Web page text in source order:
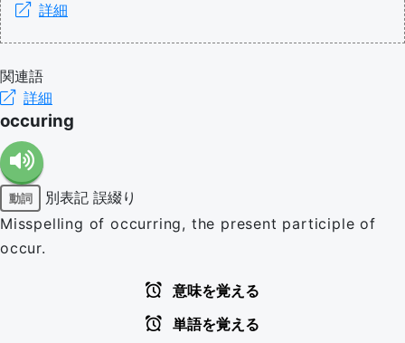
詳細
関連語
詳細
occuring
動詞 別表記 誤綴り
Misspelling of occurring, the present participle of
occur.
意味を覚える
単語を覚える